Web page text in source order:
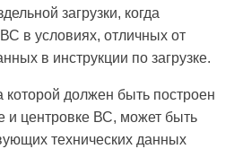
загрузки, когда
в условиях, отличных от
в инструкции по загрузке.
должен быть построен
и центровке ВС, может быть
технических данных